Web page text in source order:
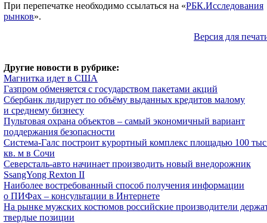
При перепечатке необходимо ссылаться на «РБК.Исследования
рынков».
Версия для
Другие новости в рубрике:
Магнитка идет в США
Газпром обменяется с государством пакетами акций
Сбербанк лидирует по объёму выданных кредитов малому
и среднему бизнесу
Пультовая охрана объектов – самый экономичный вариант
поддержания безопасности
Система-Галс построит курортный комплекс площадью 100
кв. м в Сочи
Северсталь-авто начинает производить новый внедорожник
SsangYong Rexton II
Наиболее востребованный способ получения информации
о ПИФах – консультации в Интернете
На рынке мужских костюмов российские производители
твердые позиции